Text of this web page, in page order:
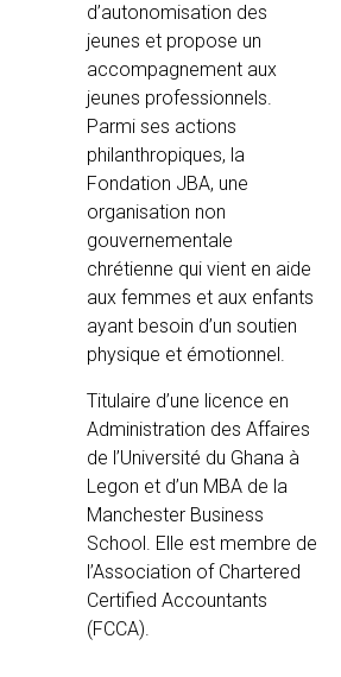
d’autonomisation des
jeunes et propose un
accompagnement aux
jeunes professionnels.
Parmi ses actions
philanthropiques, la
Fondation JBA, une
organisation non
gouvernementale
chrétienne qui vient en aide
aux femmes et aux enfants
ayant besoin d’un soutien
physique et émotionnel.
Titulaire d’une licence en
Administration des Affaires
de l’Université du Ghana à
Legon et d’un MBA de la
Manchester Business
School. Elle est membre de
l’Association of Chartered
Certified Accountants
(FCCA).